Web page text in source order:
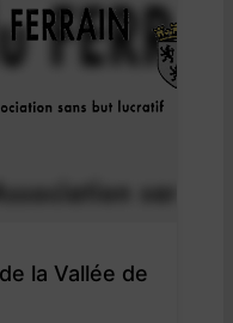
la Vallée de